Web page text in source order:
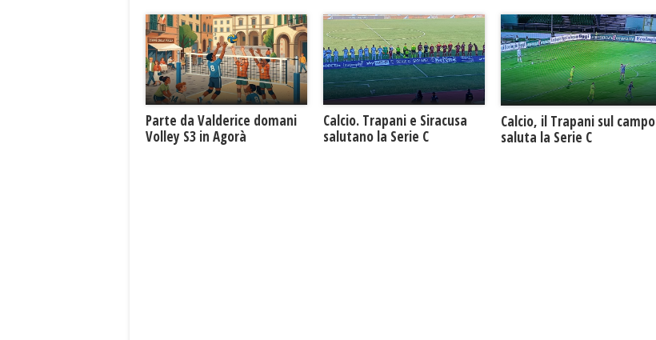
Parte da Valderice domani
Volley S3 in Agorà
Calcio. Trapani e Siracusa
salutano la Serie C
Calcio, il Trapani sul campo
saluta la Serie C